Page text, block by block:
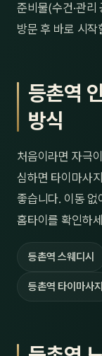
준비물(수건·관
방문 후 바로 시
등촌역
방식
처음이라면 자극
심하면 타이마사
좋습니다. 이동
홈타이를 확인하
등촌역 스웨디시
등촌역 타이마사지